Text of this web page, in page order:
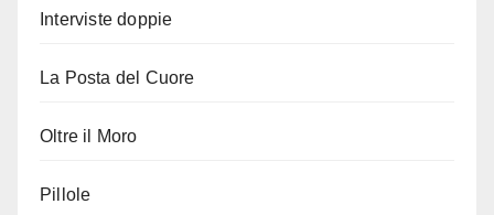
Interviste doppie
La Posta del Cuore
Oltre il Moro
Pillole